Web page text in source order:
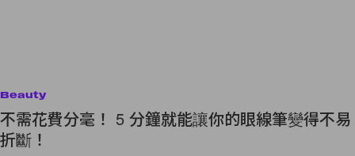
Beauty
不需花費分毫！ 5 分鐘就能讓你的眼線筆變得不易
折斷！